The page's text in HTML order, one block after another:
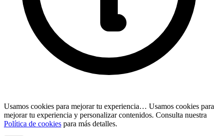
Usamos cookies para mejorar tu experiencia… Usamos cookies para
mejorar tu experiencia y personalizar contenidos. Consulta nuestra
Política de cookies para más detalles.